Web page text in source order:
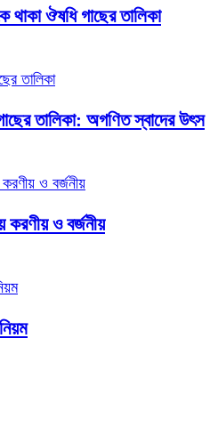
থাকা ঔষধি গাছের তালিকা
তালিকা: অগণিত স্বাদের উৎস
ও বর্জনীয়